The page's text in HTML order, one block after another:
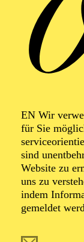
EN Wir
für Sie
sind
Website zu
uns zu
indem
gemeldet
AALTO BALLETT
Thursday
01.04.2027
08:30 - 14:00
Aalto-Foyer
OPERA
Thursday
01.04.2027
19:30 - 22:30